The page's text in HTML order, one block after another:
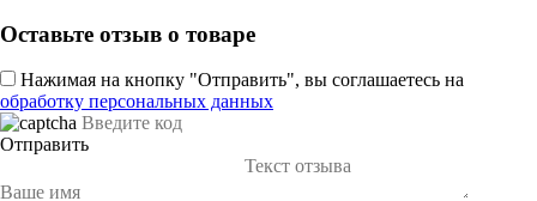
Оставьте отзыв о товаре
Нажимая на кнопку "Отправить", вы соглашаетесь на
обработку персональных данных
Отправить